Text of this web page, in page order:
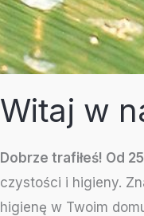
Witaj w
Dobrze trafiłeś! Od
czystości i higieny.
higienę w Twoim